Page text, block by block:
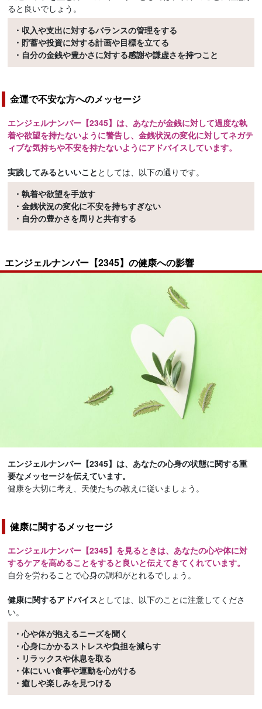
ると良いでしょう。
・収入や支出に対するバランスの管理をする
・貯蓄や投資に対する計画や目標を立てる
・自分の金銭や豊かさに対する感謝や謙虚さを持つこと
金運で不安な方へのメッセージ
エンジェルナンバー【2345】は、あなたが金銭に対して過度な執
着や欲望を持たないように警告し、金銭状況の変化に対してネガテ
ィブな気持ちや不安を持たないようにアドバイスしています。
実践してみるといいこと としては、以下の通りです。
・執着や欲望を手放す
・金銭状況の変化に不安を持ちすぎない
・自分の豊かさを周りと共有する
エンジェルナンバー【2345】の健康への影響
エンジェルナンバー【2345】は、あなたの心身の状態に関する重
要なメッセージを伝えています。
健康を大切に考え、天使たちの教えに従いましょう。
健康に関するメッセージ
エンジェルナンバー【2345】を見るときは、あなたの心や体に対
するケアを高めることをすると良いと伝えてきてくれています。
自分を労わることで心身の調和がとれるでしょう。
健康に関するアドバイスとしては、以下のことに注意してくださ
い。
・心や体が抱えるニーズを聞く
・心身にかかるストレスや負担を減らす
・リラックスや休息を取る
・体にいい食事や運動を心がける
・癒しや楽しみを見つける